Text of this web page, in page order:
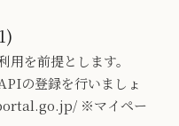
を前提とします。
の登録を行いましょ
※マイペー